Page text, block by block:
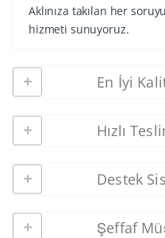
Aklınıza takılan her
hizmeti sunuyoruz.
En İyi
Hızlı
Destek
Şeffaf